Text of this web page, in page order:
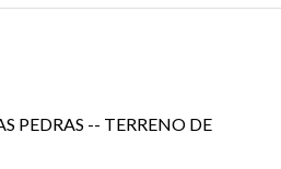
PEDRAS -- TERRENO DE